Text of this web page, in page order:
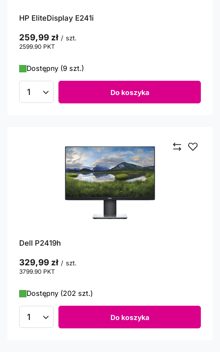
HP EliteDisplay E241i
259,99 zł / szt.
2599.90 PKT
Dostępny (9 szt.)
Ilość produktów Do koszyka
Dell P2419h
329,99 zł / szt.
3799.90 PKT
Dostępny (202 szt.)
Ilość produktów Do koszyka